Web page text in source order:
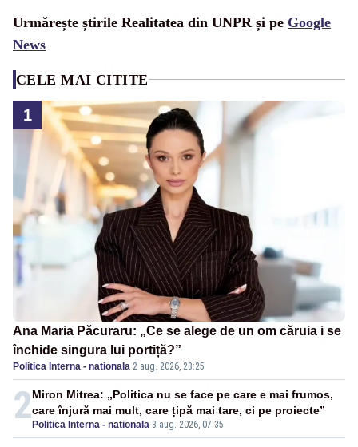
Urmărește știrile Realitatea din UNPR și pe Google
News
CELE MAI CITITE
1
Ana Maria Păcuraru: „Ce se alege de un om căruia i se
închide singura lui portiță?”
Politica Interna - nationala·2 aug. 2026, 23:25
2 Politica Interna - nationala-3 aug. 2026, 07:35
Miron Mitrea: „Politica nu se face pe care e mai frumos,
care înjură mai mult, care țipă mai tare, ci pe proiecte”